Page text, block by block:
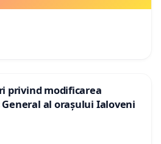
privind modificarea
al orașului Ialoveni